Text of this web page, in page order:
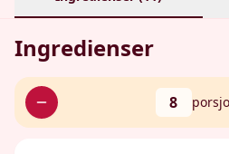
Ingredienser
8